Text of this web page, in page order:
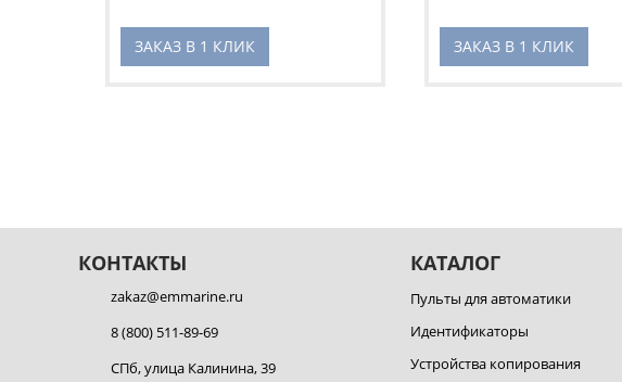
ЗАКАЗ В 1 КЛИК ЗАКАЗ В 1 КЛИК
КОНТАКТЫ
zakaz@emmarine.ru
8 (800) 511-89-69
СПб, улица Калинина, 39
КАТАЛОГ
Пульты для автоматики
Идентификаторы
Устройства копирования